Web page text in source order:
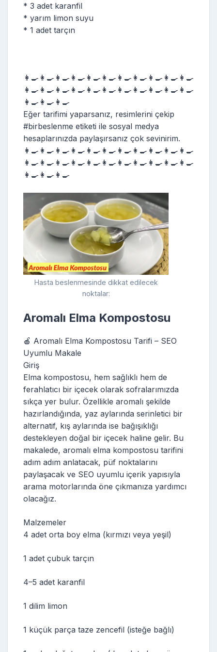
* 3 adet karanfil
* yarım limon suyu
* 1 adet tarçın
👩‍🍳👩‍🍳👩‍🍳👩‍🍳👩‍🍳👩‍🍳👩‍🍳👩‍🍳👩‍🍳👩‍🍳👩‍🍳
👩‍🍳👩‍🍳👩‍🍳👩‍🍳👩‍🍳👩‍🍳👩‍🍳👩‍🍳👩‍🍳👩‍🍳👩‍🍳
👩‍🍳👩‍🍳👩‍🍳
Eğer tarifimi yaparsanız, resimlerini çekip
#birbeslenme etiketi ile sosyal medya
hesaplarınızda paylaşırsanız çok sevinirim.
👩‍🍳👩‍🍳👩‍🍳👩‍🍳👩‍🍳👩‍🍳👩‍🍳👩‍🍳👩‍🍳👩‍🍳👩‍🍳
👩‍🍳👩‍🍳👩‍🍳👩‍🍳👩‍🍳👩‍🍳👩‍🍳👩‍🍳👩‍🍳👩‍🍳👩‍🍳
👩‍🍳👩‍🍳👩‍🍳
Hasta beslenmesinde dikkat edilecek
noktalar:
Aromalı Elma Kompostosu
🍎 Aromalı Elma Kompostosu Tarifi – SEO
Uyumlu Makale
Giriş
Elma kompostosu, hem sağlıklı hem de
ferahlatıcı bir içecek olarak sofralarımızda
sıkça yer bulur. Özellikle aromalı şekilde
hazırlandığında, yaz aylarında serinletici bir
alternatif, kış aylarında ise bağışıklığı
destekleyen doğal bir içecek haline gelir. Bu
makalede, aromalı elma kompostosu tarifini
adım adım anlatacak, püf noktalarını
paylaşacak ve SEO uyumlu içerik yapısıyla
arama motorlarında öne çıkmanıza yardımcı
olacağız.
Malzemeler
4 adet orta boy elma (kırmızı veya yeşil)
1 adet çubuk tarçın
4–5 adet karanfil
1 dilim limon
1 küçük parça taze zencefil (isteğe bağlı)